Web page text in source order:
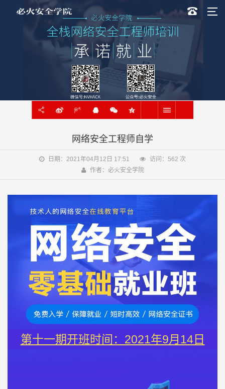
网络安全工程师自学
日期：2021年04月12日 17:51 访问： 562 次
作者：必火安全学院
第十一期开班时间：2021年9月14日